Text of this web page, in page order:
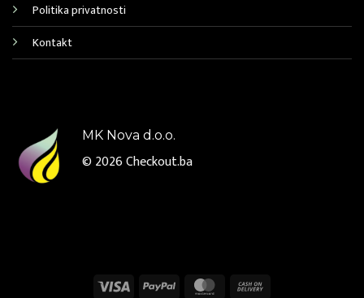
Politika privatnosti
Kontakt
MK Nova d.o.o.
© 2026Checkout.ba